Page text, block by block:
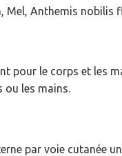
Mel, Anthemis nobilis
pour le corps et les
ou les mains.
par voie cutanée